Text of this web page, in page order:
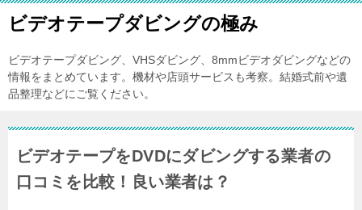
ビデオテープダビングの極み
ビデオテープダビング、VHSダビング、8mmビデオダビングなどの
情報をまとめています。機材や店頭サービスも考察。結婚式前や遺
品整理などにご覧ください。
ビデオテープをDVDにダビングする業者の
口コミを比較！良い業者は？